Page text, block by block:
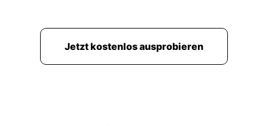
Jetzt kostenlos ausprobieren